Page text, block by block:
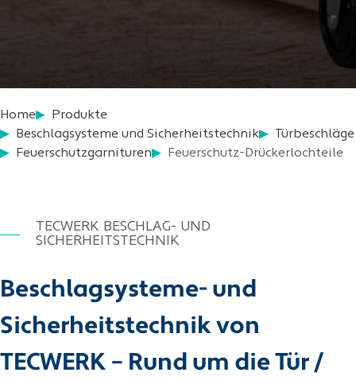
Home
Produkte
Beschlagsysteme und Sicherheitstechnik
Türbeschläge
Feuerschutzgarnituren
Feuerschutz-Drückerlochteile
Beschlagsysteme- und
Sicherheitstechnik von
TECWERK – Rund um die Tür /
TECWERK BESCHLAG- UND
SICHERHEITSTECHNIK